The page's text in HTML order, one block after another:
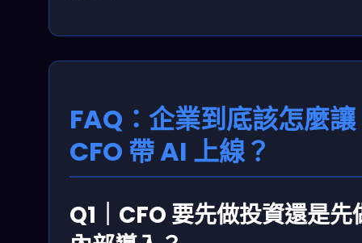
FAQ：企業到底該怎麼讓
CFO 帶 AI 上線？
Q1｜CFO 要先做投資還是先